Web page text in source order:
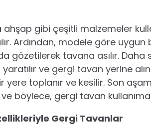
ahşap gibi çeşitli malzemeler
Ardından, modele göre
gözetilerek tavana asılır.
ve gergi tavan yerine
yere toplanır ve kesilir. Son
böylece, gergi tavan kullanıma
Gergi Tavanlar